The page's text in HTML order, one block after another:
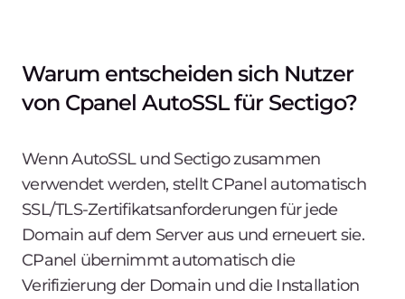
Warum entscheiden sich Nutzer
von Cpanel AutoSSL für Sectigo?
Wenn AutoSSL und Sectigo zusammen
verwendet werden, stellt CPanel automatisch
SSL/TLS-Zertifikatsanforderungen für jede
Domain auf dem Server aus und erneuert sie.
CPanel übernimmt automatisch die
Verifizierung der Domain und die Installation